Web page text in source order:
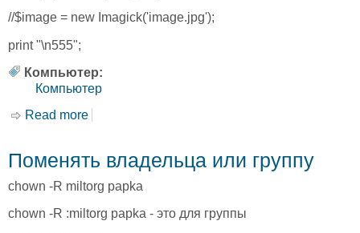
//$image = new Imagick('image.jpg');
print "\n555";
Компьютер:
Компьютер
Read more
Поменять владельца или группу
chown -R miltorg papka
chown -R :miltorg papka - это для группы